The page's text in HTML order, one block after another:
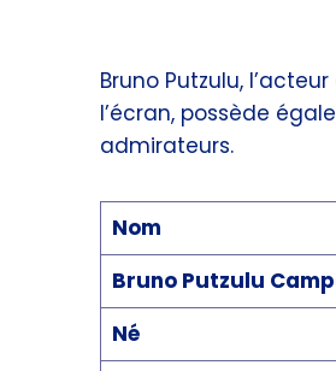
Bruno Putzulu,
l’écran, possède
admirateurs.
Nom
Bruno Putzulu
Né